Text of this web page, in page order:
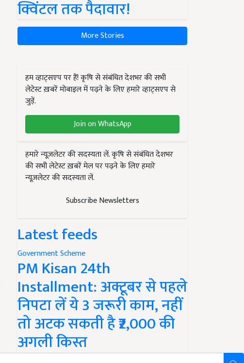
क्विंटल तक पैदावार!
More Stories
हम व्हाट्सएप पर हैं! कृषि से संबंधित देशभर की सभी
लेटेस्ट ख़बरें मोबाइल में पढ़ने के लिए हमारे व्हाट्सएप से
जुड़ें.
Join on WhatsApp
हमारे न्यूज़लेटर की सदस्यता लें. कृषि से संबंधित देशभर
की सभी लेटेस्ट ख़बरें मेल पर पढ़ने के लिए हमारे
न्यूज़लेटर की सदस्यता लें.
Subscribe Newsletters
Latest feeds
Government Scheme
PM Kisan 24th
Installment: अक्टूबर से पहले
निपटा लें ये 3 जरूरी काम, नहीं
तो अटक सकती है ₹2,000 की
अगली किस्त